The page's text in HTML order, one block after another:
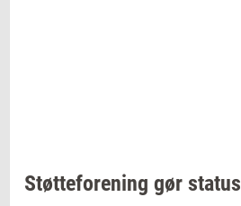
Støt­te­for­e­ning gør sta­tus